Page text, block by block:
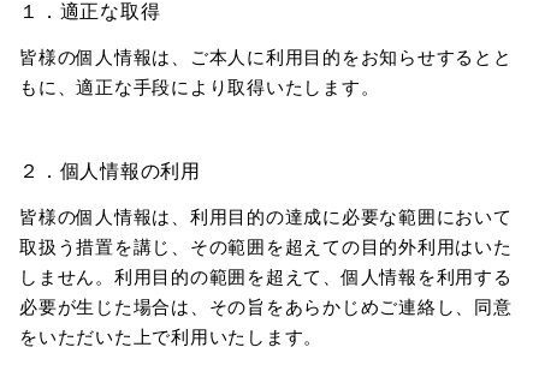
１．適正な取得
皆様の個人情報は、ご本人に利用目的をお知らせするとと
もに、適正な手段により取得いたします。
２．個人情報の利用
皆様の個人情報は、利用目的の達成に必要な範囲において
取扱う措置を講じ、その範囲を超えての目的外利用はいた
しません。利用目的の範囲を超えて、個人情報を利用する
必要が生じた場合は、その旨をあらかじめご連絡し、同意
をいただいた上で利用いたします。